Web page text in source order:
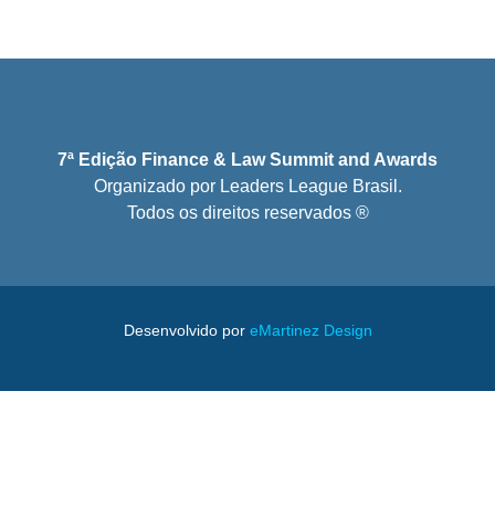
7ª Edição Finance & Law Summit and Awards
Organizado por Leaders League Brasil.
Todos os direitos reservados ®
Desenvolvido por eMartinez Design